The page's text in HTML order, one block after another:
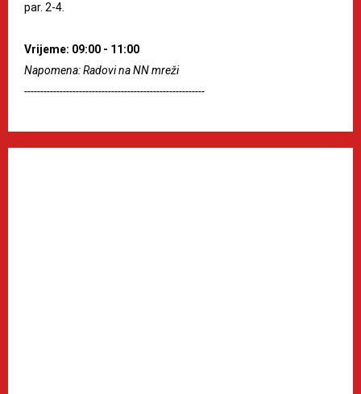
par. 2-4.
Vrijeme: 09:00 - 11:00
Napomena: Radovi na NN mreži
--------------------------------------------------------